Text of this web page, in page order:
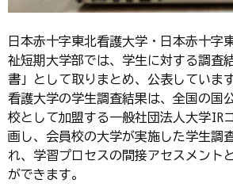
日本赤十字東北看護大学・日本赤十字
祉短期大学部では、学生に対する調査
書」として取りまとめ、公表していま
看護大学の学生調査結果は、全国の国
校として加盟する一般社団法人大学IR
画し、会員校の大学が実施した学生調
れ、学習プロセスの間接アセスメント
ができます。